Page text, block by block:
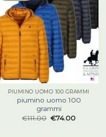
PIUMINO UOMO 100 GRAMMI
piumino uomo 100
grammi
€111.00 €74.00